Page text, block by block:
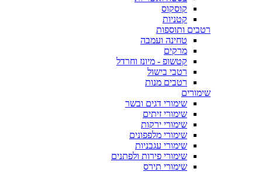
קוסקוס
קטניות
רטבים ותוספות
טחינה ועמבה
מרקים
קטשופ - מיונז וחרדל
רטבי בישול
רטבים מנות
שימורים
שימורי דגים ובשר
שימורי זיתים
שימורי ירקות
שימורי מלפפונים
שימורי עגבניות
שימורי פירות ולפתנים
שימורי תירס